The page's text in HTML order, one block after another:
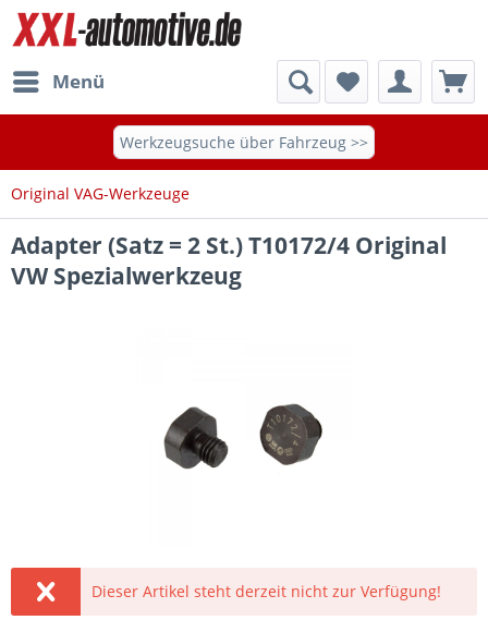
Menü
Werkzeugsuche über Fahrzeug >>
Original VAG-Werkzeuge
Adapter (Satz = 2 St.) T10172/4 Original
VW Spezialwerkzeug
Dieser Artikel steht derzeit nicht zur Verfügung!